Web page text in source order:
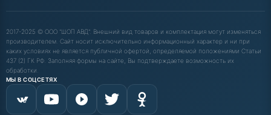
2017-2025 © ООО "ШОП АВД". Внешний вид товаров и комплектация могут изменяться
производителем. Сайт носит исключительно информационный характер и ни при
каких условиях не является публичной офертой, определяемой положениями Статьи
437 (2) ГК РФ. Заполняя формы на сайте, Вы подтверждаете возможность их
обработки.
МЫ В СОЦСЕТЯХ